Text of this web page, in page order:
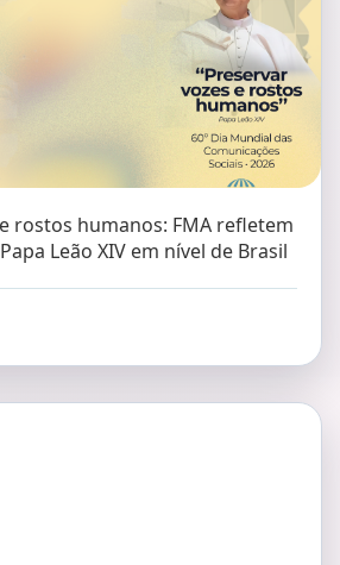
rostos humanos: FMA refletem
Leão XIV em nível de Brasil